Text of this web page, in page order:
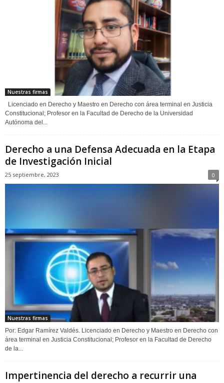
Nuestras firmas
Licenciado en Derecho y Maestro en Derecho con área terminal en Justicia
Constitucional; Profesor en la Facultad de Derecho de la Universidad
Autónoma del...
Derecho a una Defensa Adecuada en la Etapa
de Investigación Inicial
25 septiembre, 2023 0
Nuestras firmas
Por: Edgar Ramírez Valdés. Licenciado en Derecho y Maestro en Derecho con
área terminal en Justicia Constitucional; Profesor en la Facultad de Derecho
de la...
Impertinencia del derecho a recurrir una